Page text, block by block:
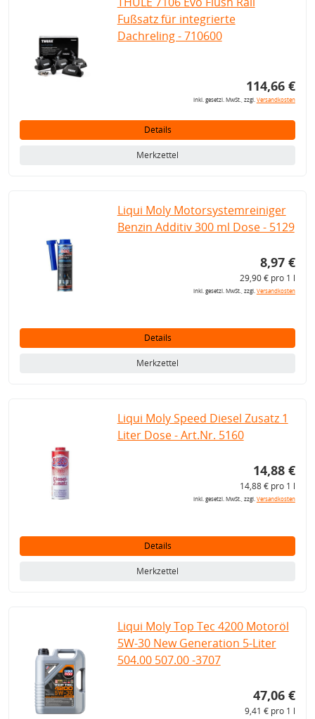
Fußsatz für integrierte
Dachreling - 710600
114,66 €
inkl. gesetzl. MwSt., zzgl.Versandkosten
Details
Merkzettel
Liqui Moly Motorsystemreiniger
Benzin Additiv 300 ml Dose - 5129
8,97 €
29,90 € pro 1 l
inkl. gesetzl. MwSt., zzgl.Versandkosten
Details
Merkzettel
Liqui Moly Speed Diesel Zusatz 1
Liter Dose - Art.Nr. 5160
14,88 €
14,88 € pro 1 l
inkl. gesetzl. MwSt., zzgl.Versandkosten
Details
Merkzettel
Liqui Moly Top Tec 4200 Motoröl
5W-30 New Generation 5-Liter
504.00 507.00 -3707
47,06 €
9,41 € pro 1 l